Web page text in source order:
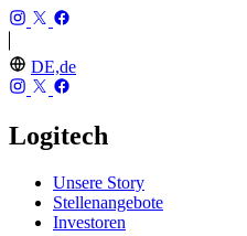
DE,de
Logitech
Unsere Story
Stellenangebote
Investoren